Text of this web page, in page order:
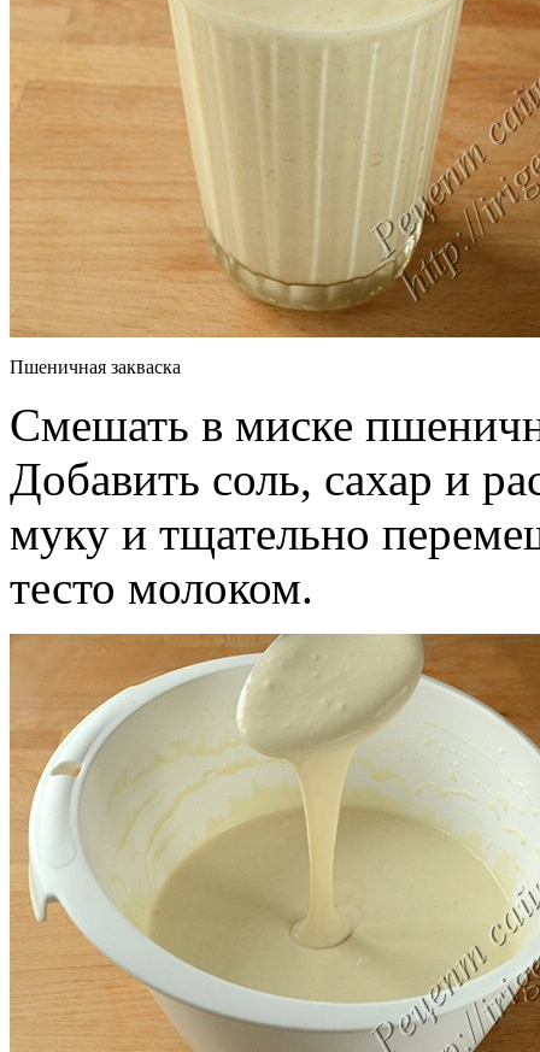
Пшеничная закваска
Смешать в миске
Добавить соль, сахар и
муку и тщательно
тесто молоком.